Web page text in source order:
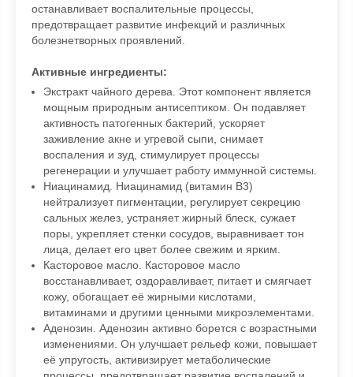
останавливает воспалительные процессы,
предотвращает развитие инфекций и различных
болезнетворных проявлений.
Активные ингредиенты:
Экстракт чайного дерева. Этот компонент является
мощным природным антисептиком. Он подавляет
активность патогенных бактерий, ускоряет
заживление акне и угревой сыпи, снимает
воспаления и зуд, стимулирует процессы
регенерации и улучшает работу иммунной системы.
Ниацинамид. Ниацинамид (витамин В3)
нейтрализует пигментации, регулирует секрецию
сальных желез, устраняет жирный блеск, сужает
поры, укрепляет стенки сосудов, выравнивает тон
лица, делает его цвет более свежим и ярким.
Касторовое масло. Касторовое масло
восстанавливает, оздоравливает, питает и смягчает
кожу, обогащает её жирными кислотами,
витаминами и другими ценными микроэлементами.
Аденозин. Аденозин активно борется с возрастными
изменениями. Он улучшает рельеф кожи, повышает
её упругость, активизирует метаболические